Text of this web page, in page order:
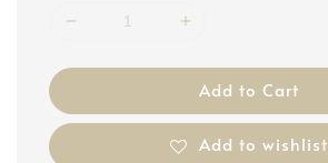
Add to Cart
Add to wishlist